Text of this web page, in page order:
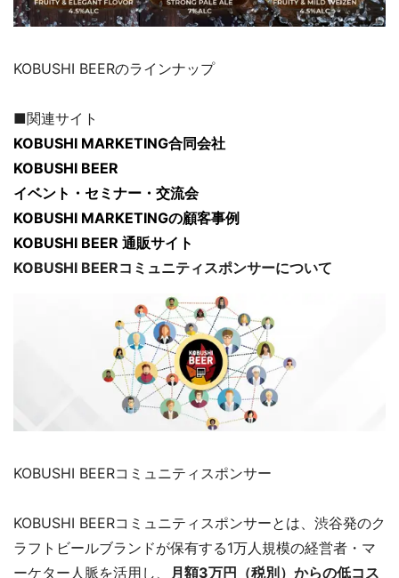
KOBUSHI BEERのラインナップ
■関連サイト
KOBUSHI MARKETING合同会社
KOBUSHI BEER
イベント・セミナー・交流会
KOBUSHI MARKETINGの顧客事例
KOBUSHI BEER 通販サイト
KOBUSHI BEERコミュニティスポンサーについて
KOBUSHI BEERコミュニティスポンサー
KOBUSHI BEERコミュニティスポンサーとは、渋谷発のク
ラフトビールブランドが保有する1万人規模の経営者・マ
ーケター人脈を活用し、 月額3万円（税別）からの低コス